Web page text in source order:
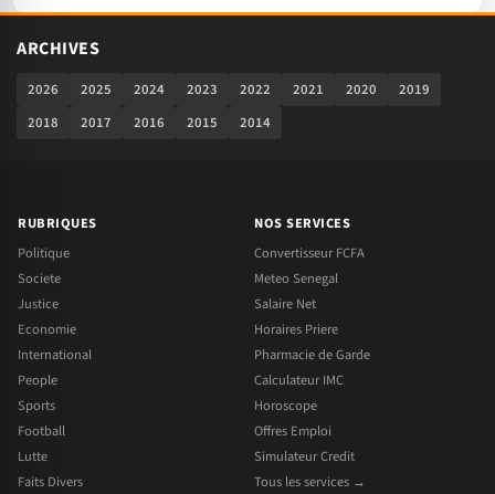
ARCHIVES
2026 2025 2024 2023 2022 2021 2020
2019
2018
2017 2016 2015 2014
RUBRIQUES
Politique
Societe
Justice
Economie
International
People
Sports
Football
Lutte
Faits Divers
NOS SERVICES
Convertisseur FCFA
Meteo Senegal
Salaire Net
Horaires Priere
Pharmacie de Garde
Calculateur IMC
Horoscope
Offres Emploi
Simulateur Credit
Tous les services →